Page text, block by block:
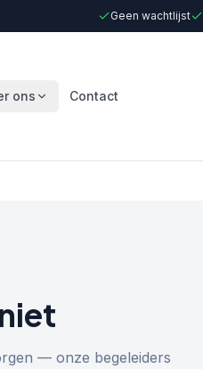
Geen wachtlijst
ons Contact
— onze begeleiders